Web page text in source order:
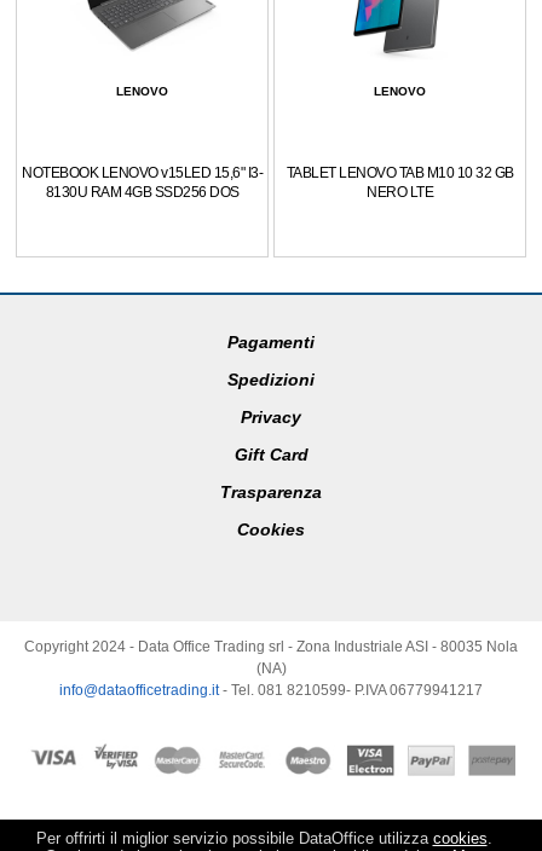
Per offrirti il miglior servizio possibile DataOffice utilizza cookies.
LENOVO
NOTEBOOK LENOVO v15LED 15,6" I3-
8130U RAM 4GB SSD256 DOS
LENOVO
TABLET LENOVO TAB M10 10 32 GB
NERO LTE
Pagamenti
Spedizioni
Privacy
Gift Card
Trasparenza
Cookies
Copyright 2024 - Data Office Trading srl - Zona Industriale ASI - 80035 Nola
(NA)
info@dataofficetrading.it- Tel. 081 8210599- P.IVA 06779941217